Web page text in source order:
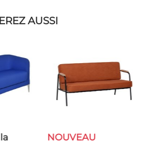
AUSSI
NOUVEAU